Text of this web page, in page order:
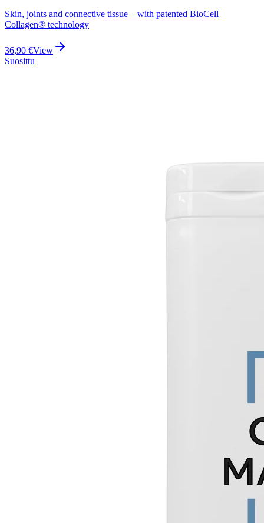
Skin, joints and connective tissue – with patented BioCell
Collagen® technology
36,90 €View
Suosittu